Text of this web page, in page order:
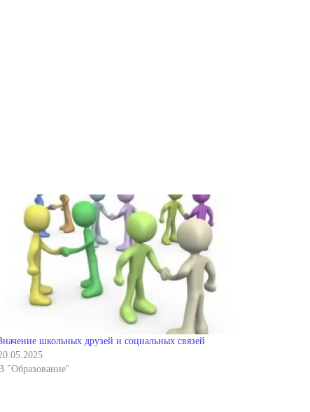
школьных друзей и социальных связей
"Образование"